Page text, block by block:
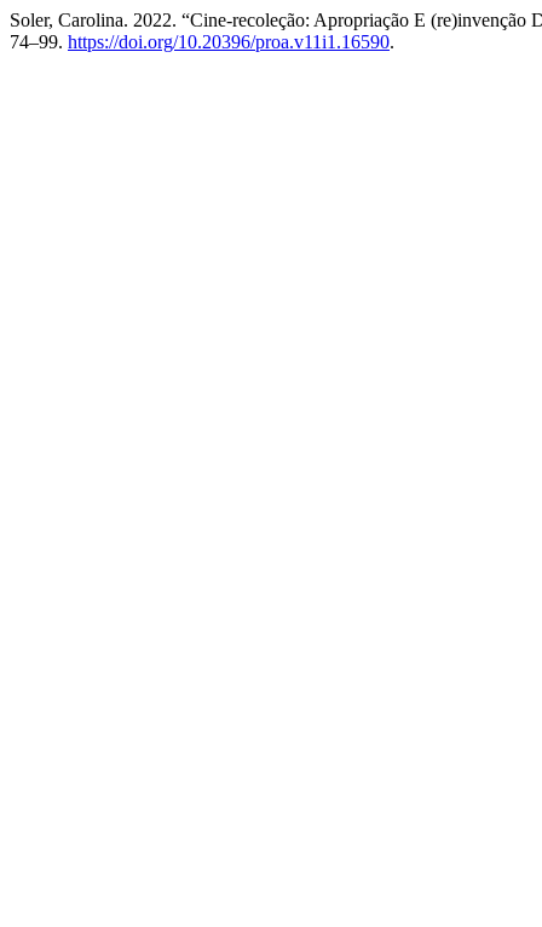
Soler, Carolina. 2022. “Cine-recoleção: Apropriação E
74–99. https://doi.org/10.20396/proa.v11i1.16590.